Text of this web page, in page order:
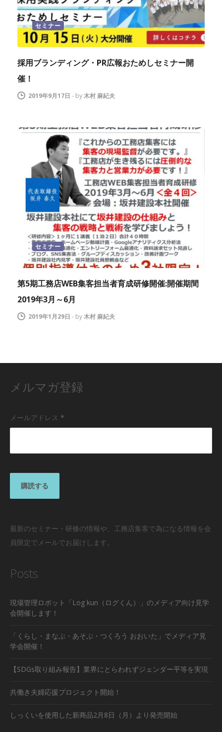
セミナー
採用ブランディング・PR広報おためしセミナー開
催！
2019年9月17日 - by木村 麻紀夫
セミナー
第5期工務店WEB集客担当者育成研修開催:開催期間
2019年3月～6月
2019年1月29日 - by木村 麻紀夫
メルマガ登録
メールアドレス *
最新のセミナー・研修の情報や、工務店集客で為になる情報を会
員限定でメールでお届けします。
Posts
現場管理ロボット「Log kun（ログくん）」のメディア向け見学
会開催します！
「くらし・まなぶ・あそぶ・つくろう おおいた」でメディア見
学会開催！
【SDGs取り組み報告】業界にとらわれずジェンダー平等を実現
共働き夫婦応援プロジェクト開始！
しっくいを使用した新商品2月8日（月）より発売開始